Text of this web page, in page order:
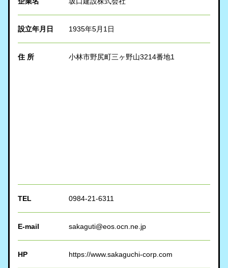
設立年月日 1935年5月1日
住 所 小林市野尻町三ヶ野山3214番地1
TEL 0984-21-6311
E-mail sakaguti@eos.ocn.ne.jp
HP https://www.sakaguchi-corp.com